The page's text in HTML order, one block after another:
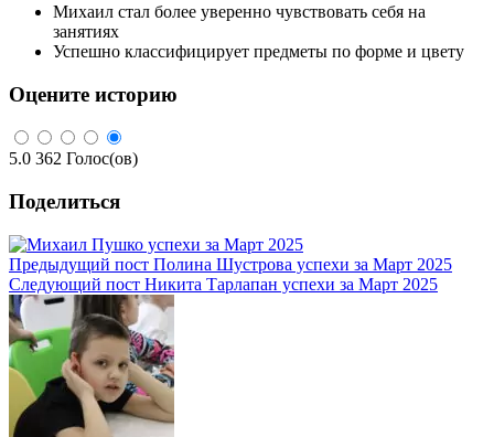
Михаил стал более уверенно чувствовать себя на
занятиях
Успешно классифицирует предметы по форме и цвету
Оцените историю
5.0 362 Голос(ов)
Поделиться
Предыдущий пост Полина Шустрова успехи за Март 2025
Следующий пост Никита Тарлапан успехи за Март 2025